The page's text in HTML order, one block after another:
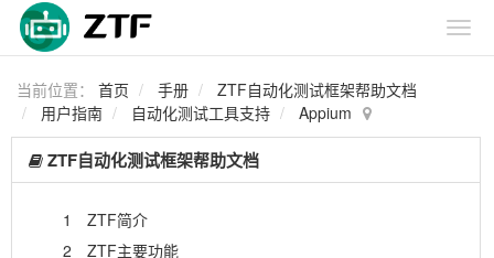
当前位置： 首页 手册
ZTF自动化测试框架帮助文档
用户指南
自动化测试工具支持 Appium
ZTF自动化测试框架帮助文档
1
ZTF简介
2
ZTF主要功能